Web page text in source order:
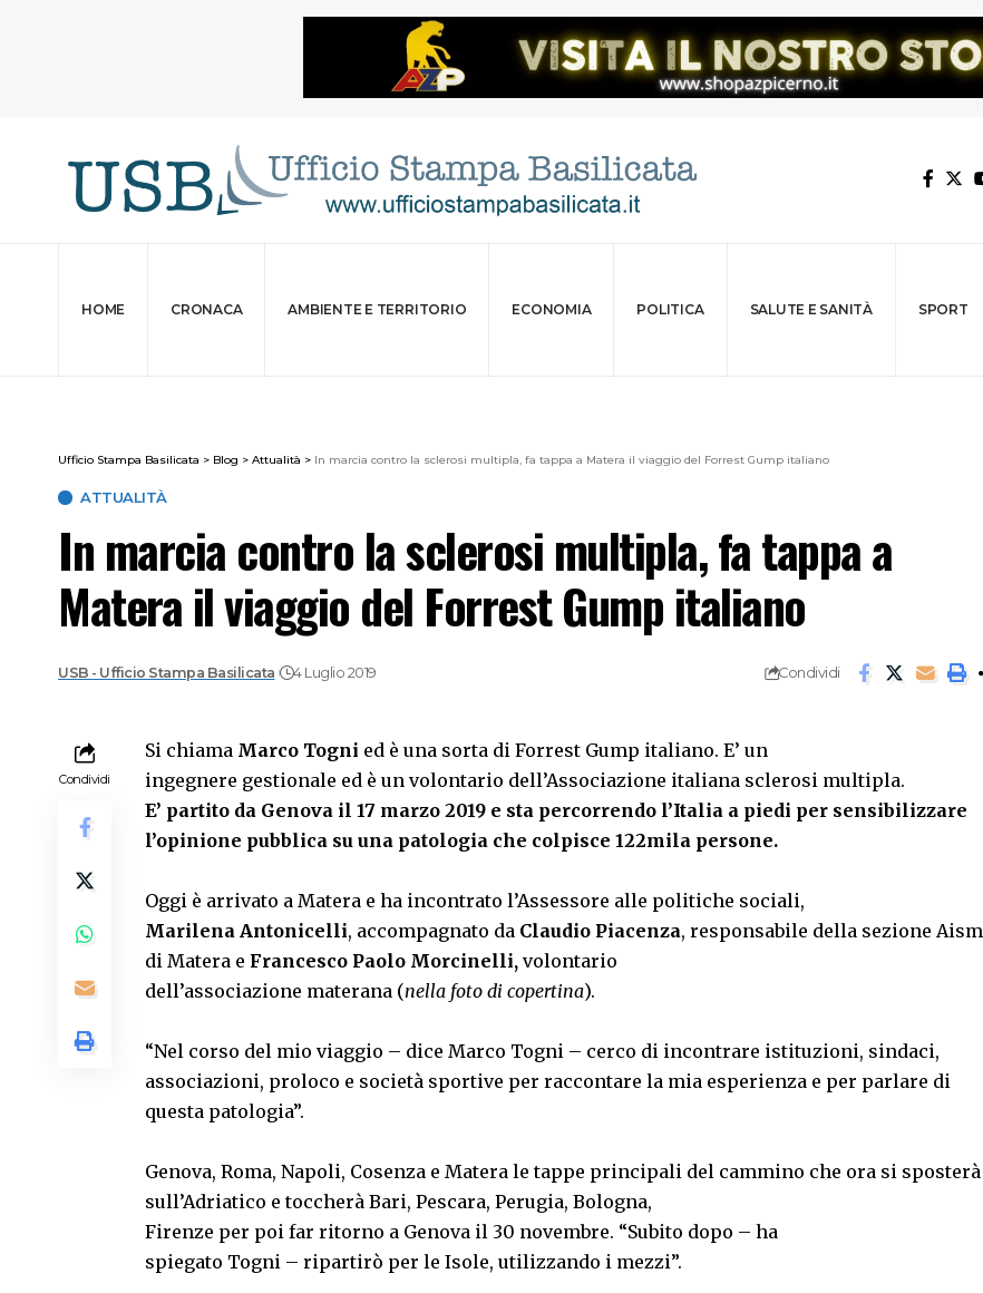
HOME CRONACA AMBIENTE E TERRITORIO ECONOMIA POLITICA SALUTE E SANITÀ SPORT
Ufficio Stampa Basilicata > Blog > Attualità > In marcia contro la sclerosi multipla, fa tappa a Matera il viaggio del Forrest Gump italiano
ATTUALITÀ
In marcia contro la sclerosi multipla, fa tappa a
Matera il viaggio del Forrest Gump italiano
USB - Ufficio Stampa Basilicata 4 Luglio 2019 Condividi
Condividi
Si chiama Marco Togni ed è una sorta di Forrest Gump italiano. E’ un
ingegnere gestionale ed è un volontario dell’Associazione italiana sclerosi multipla.
E’ partito da Genova il 17 marzo 2019 e sta percorrendo l’Italia a piedi per sensibilizzare
l’opinione pubblica su una patologia che colpisce 122mila persone.
Oggi è arrivato a Matera e ha incontrato l’Assessore alle politiche sociali,
Marilena Antonicelli, accompagnato da Claudio Piacenza, responsabile della sezione Aism
di Matera e Francesco Paolo Morcinelli, volontario
dell’associazione materana (nella foto di copertina).
“Nel corso del mio viaggio – dice Marco Togni – cerco di incontrare istituzioni, sindaci,
associazioni, proloco e società sportive per raccontare la mia esperienza e per parlare di
questa patologia”.
Genova, Roma, Napoli, Cosenza e Matera le tappe principali del cammino che ora si sposterà
sull’Adriatico e toccherà Bari, Pescara, Perugia, Bologna,
Firenze per poi far ritorno a Genova il 30 novembre. “Subito dopo – ha
spiegato Togni – ripartirò per le Isole, utilizzando i mezzi”.